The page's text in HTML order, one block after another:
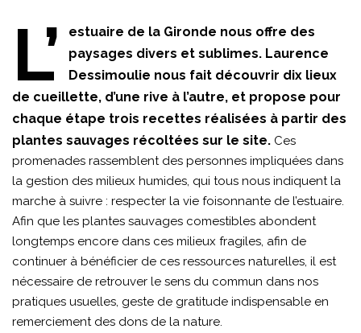
L’
estuaire de la Gironde nous offre des
paysages divers et sublimes. Laurence
Dessimoulie nous fait découvrir dix lieux
de cueillette, d’une rive à l’autre, et propose pour
chaque étape trois recettes réalisées à partir des
plantes sauvages récoltées sur le site. Ces
promenades rassemblent des personnes impliquées dans
la gestion des milieux humides, qui tous nous indiquent la
marche à suivre : respecter la vie foisonnante de l’estuaire.
Afin que les plantes sauvages comestibles abondent
longtemps encore dans ces milieux fragiles, afin de
continuer à bénéficier de ces ressources naturelles, il est
nécessaire de retrouver le sens du commun dans nos
pratiques usuelles, geste de gratitude indispensable en
remerciement des dons de la nature.